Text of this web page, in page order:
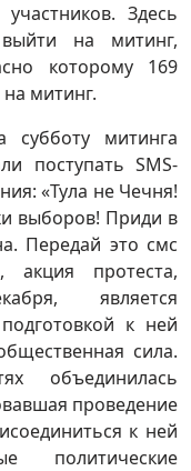
Здесь
на митинг,
которому 169
митинг.
субботу митинга
поступать SMS-
«Тула не Чечня!
выборов! Приди в
Передай это смс
акция протеста,
является
к ней
сила.
объединилась
проведение
к ней
политические